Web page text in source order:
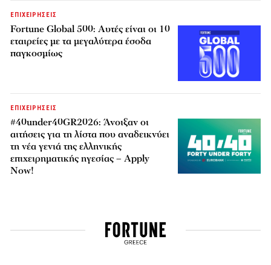
ΕΠΙΧΕΙΡΗΣΕΙΣ
Fortune Global 500: Αυτές είναι οι 10
εταιρείες με τα μεγαλύτερα έσοδα
παγκοσμίως
ΕΠΙΧΕΙΡΗΣΕΙΣ
#40under40GR2026: Άνοιξαν οι
αιτήσεις για τη λίστα που αναδεικνύει
τη νέα γενιά της ελληνικής
επιχειρηματικής ηγεσίας – Apply
Now!